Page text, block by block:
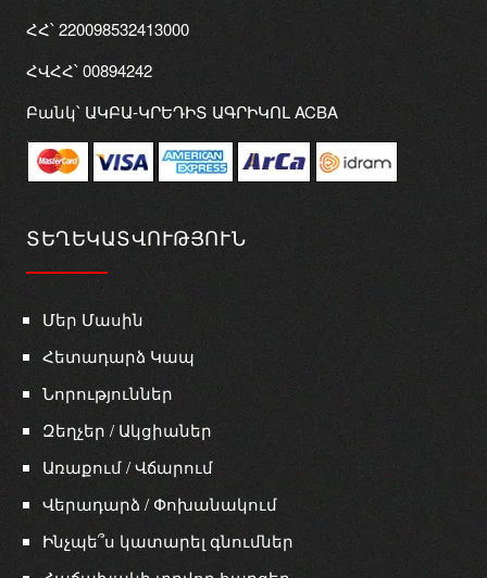
ՀՀ՝ 220098532413000
ՀՎՀՀ՝ 00894242
Բանկ՝ ԱԿԲԱ-ԿՐԵԴԻՏ ԱԳՐԻԿՈԼ ACBA
ՏԵՂԵԿԱՏՎՈՒԹՅՈՒՆ
Մեր Մասին
Հետադարձ Կապ
Նորություններ
Զեղչեր / Ակցիաներ
Առաքում / Վճարում
Վերադարձ / Փոխանակում
Ինչպե՞ս կատարել գնումներ